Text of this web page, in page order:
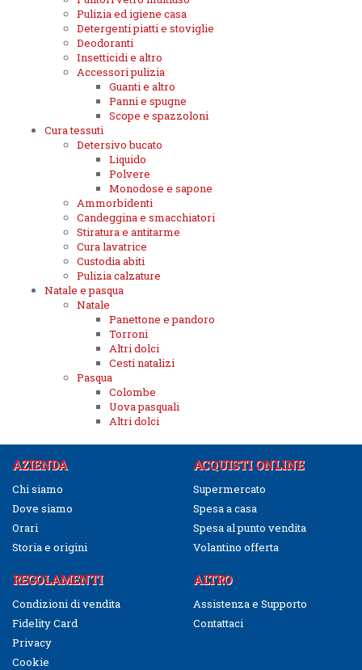
Pulizia ed igiene casa
Detergenti piatti e stoviglie
Deodoranti
Insetticidi e altro
Accessori pulizia
Guanti e altro
Panni e spugne
Scope e spazzoloni
Cura tessuti
Detersivo bucato
Liquido
Polvere
Monodose e sapone
Ammorbidenti
Candeggina e smacchiatori
Stiratura e antitarme
Cura lavatrice
Custodia abiti
Pulizia calzature
Natale e pasqua
Natale
Panettone e pandoro
Torroni
Altri dolci
Cesti natalizi
Pasqua
Colombe
Uova pasquali
Altri dolci
AZIENDA
Chi siamo
Dove siamo
Orari
Storia e origini
ACQUISTI ONLINE
Supermercato
Spesa a casa
Spesa al punto vendita
Volantino offerta
REGOLAMENTI
Condizioni di vendita
Fidelity Card
Privacy
Cookie
ALTRO
Assistenza e Supporto
Contattaci